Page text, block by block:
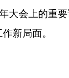
大会上的重
新局面。